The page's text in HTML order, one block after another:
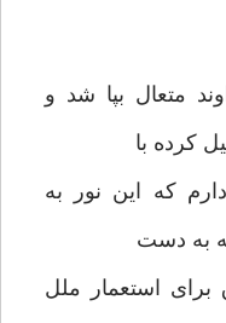
متعال بپا شد و
کرده با
که این نور به
به دست
استعمار ملل